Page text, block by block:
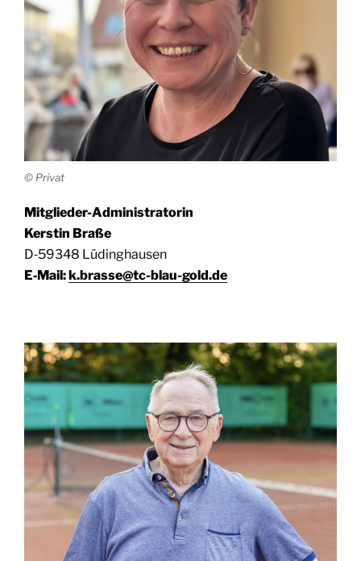
© Pri­vat
Mit­glie­der-Admi­nis­tra­to­rin
Kers­tin Braße
D‑59348 Lüding­hau­sen
E‑Mail:k.brasse@tc-blau-gold.de